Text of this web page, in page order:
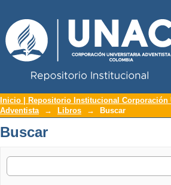
Buscar
Inicio | Repositorio Institucional Corporación
Adventista
→ Libros → Buscar
Buscar